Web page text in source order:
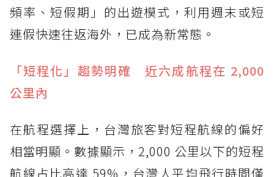
頻率、短假期」的出遊模式，利用週末或短
連假快速往返海外，已成為新常態。
「短程化」趨勢明確 近六成航程在 2,000
公里內
在航程選擇上，台灣旅客對短程航線的偏好
相當明顯。數據顯示，2,000 公里以下的短程
航線占比高達 59%，台灣人平均飛行時間僅